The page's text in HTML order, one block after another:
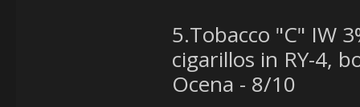
5.Tobacco "C" IW
cigarillos in RY-4,
Ocena - 8/10